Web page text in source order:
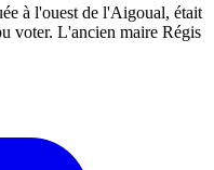
à l'ouest de l'Aigoual, était
voter. L'ancien maire Régis